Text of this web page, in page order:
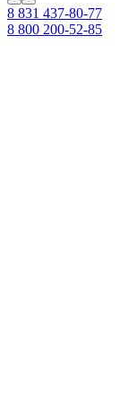
8 831 437-80-77
8 800 200-52-85